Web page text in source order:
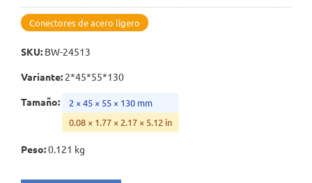
Conectores de acero ligero
SKU: BW-24513
Variante: 2*45*55*130
Tamaño:
2 × 45 × 55 × 130 mm
0.08 × 1.77 × 2.17 × 5.12 in
Peso:0.121 kg